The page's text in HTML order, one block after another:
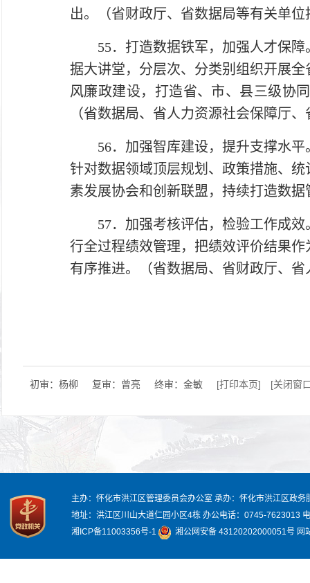
出。（省财政厅、省数据局等有关单
55．打造数据铁军，加强人才保障
据大讲堂，分层次、分类别组织开展
风廉政建设，打造省、市、县三级协
（省数据局、省人力资源社会保障厅
56．加强智库建设，提升支撑水平
针对数据领域顶层规划、政策措施、
素发展协会和创新联盟，持续打造数
57．加强考核评估，检验工作成效
行全过程绩效管理，把绩效评价结果
有序推进。（省数据局、省财政厅、
初审：杨柳 复审：曾亮 终审：金敏 [打印本页] [关闭窗
主办：怀化市洪江区管理委员会办公室 承办：怀化市洪江区政务
地址：洪江区川山大道仁园小区4栋 办公电话：0745-7623013
湘ICP备11003356号-1
湘公网安备 43120202000051号 网